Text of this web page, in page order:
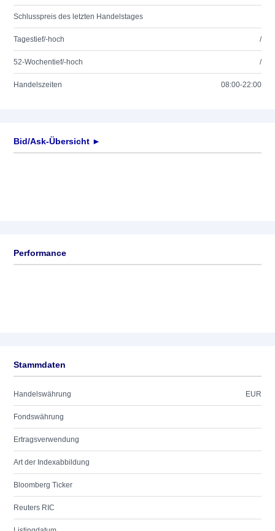
Schlusspreis des letzten Handelstages
Tagestief/-hoch /
52-Wochentief/-hoch /
Handelszeiten 08:00-22:00
Bid/Ask-Übersicht ►
Performance
Stammdaten
Handelswährung EUR
Fondswährung
Ertragsverwendung
Art der Indexabbildung
Bloomberg Ticker
Reuters RIC